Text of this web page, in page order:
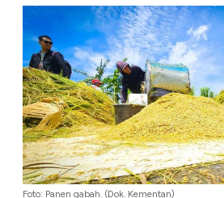
Foto: Panen gabah. (Dok. Kementan)